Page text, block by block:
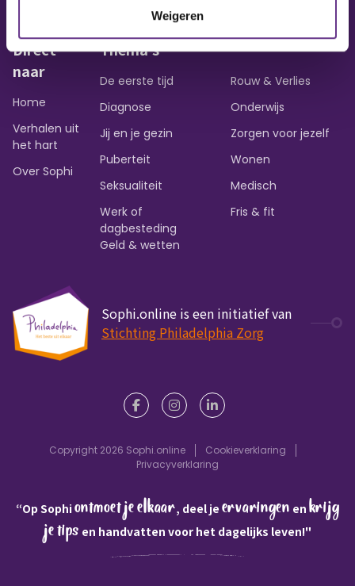
Weigeren
Direct
naar
Home
Verhalen uit
het hart
Over Sophi
Thema's
De eerste tijd
Diagnose
Jij en je gezin
Puberteit
Seksualiteit
Werk of
dagbesteding
Rouw & Verlies
Onderwijs
Zorgen voor jezelf
Wonen
Medisch
Fris & fit
Geld & wetten
Sophi.online is een initiatief van
Stichting Philadelphia Zorg
Copyright 2026 Sophi.online
Cookieverklaring
Privacyverklaring
“Op Sophiontmoet je elkaar, deel je ervaringen en krijg
je tips en handvatten voor het dagelijks leven!"